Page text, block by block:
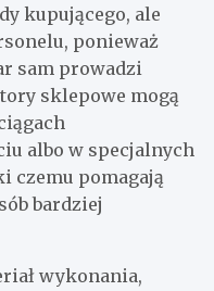
kupującego, ale
ponieważ
sam prowadzi
sklepowe mogą
albo w specjalnych
czemu pomagają
bardziej
wykonania,